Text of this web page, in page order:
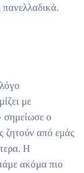
πανελλαδικά.
με
σημείωσε ο
ζητούν από εμάς
Η
ακόμα πιο